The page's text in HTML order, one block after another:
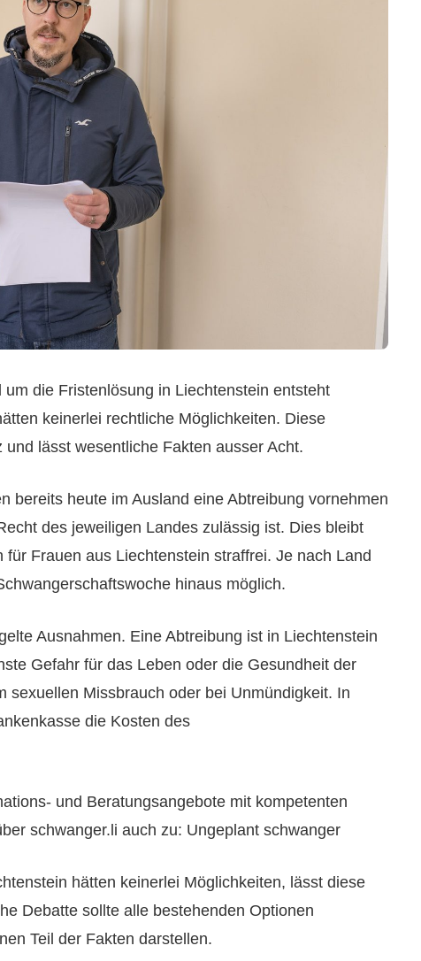
die Fristenlösung in Liechtenstein entsteht
keinerlei rechtliche Möglichkeiten. Diese
lässt wesentliche Fakten ausser Acht.
bereits heute im Ausland eine Abtreibung vornehmen
des jeweiligen Landes zulässig ist. Dies bleibt
Frauen aus Liechtenstein straffrei. Je nach Land
hinaus möglich.
Ausnahmen. Eine Abtreibung ist in Liechtenstein
Gefahr für das Leben oder die Gesundheit der
sexuellen Missbrauch oder bei Unmündigkeit. In
die Kosten des
und Beratungsangebote mit kompetenten
schwanger.li auch zu: Ungeplant schwanger
hätten keinerlei Möglichkeiten, lässt diese
Debatte sollte alle bestehenden Optionen
Teil der Fakten darstellen.